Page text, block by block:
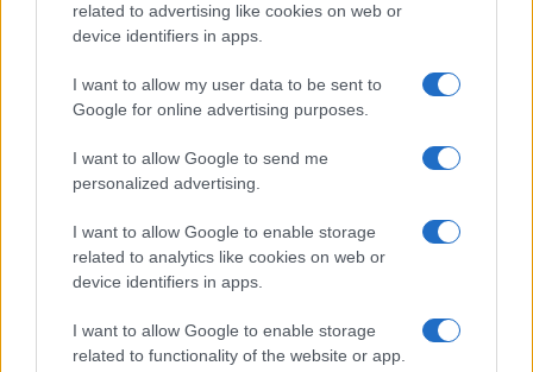
related to advertising like cookies on web or
device identifiers in apps.
I want to allow my user data to be sent to
Google for online advertising purposes.
I want to allow Google to send me
personalized advertising.
I want to allow Google to enable storage
related to analytics like cookies on web or
device identifiers in apps.
I want to allow Google to enable storage
related to functionality of the website or app.
Προηγούμενο άρθρο
στην Ευρώπη
SEAΤ: Leon e-HYBRID Style –
Η νέα γενιά
ΠΑΡΟΜΟΙΑ ΑΡΘΡΑ
ΠΕΡΙΣΣΟΤΕΡΑ ΑΠΟ ΤΟΝ ΔΗΜΙΟΥΡΓΟ
Electric Cars &
Νέο Audi A2 e-tron με στόχο την
κορυφή της αποδοτικότητας